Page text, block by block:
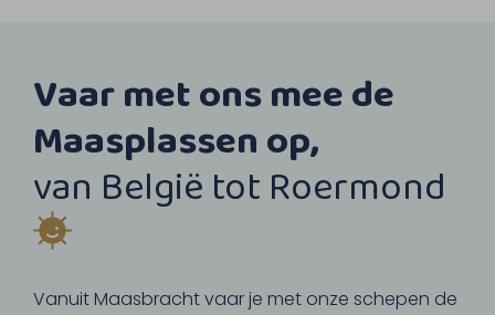
Vaar met ons mee de
Maasplassen op,
van België tot Roermond
Vanuit Maasbracht vaar je met onze schepen de